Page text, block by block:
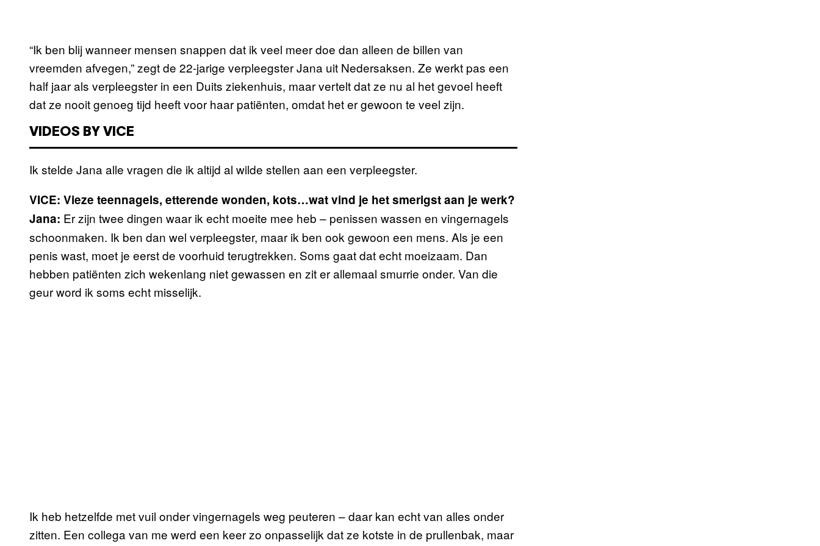
“Ik ben blij wanneer mensen snappen dat ik veel meer doe dan alleen de billen van
vreemden afvegen,” zegt de 22-jarige verpleegster Jana uit Nedersaksen. Ze werkt pas een
half jaar als verpleegster in een Duits ziekenhuis, maar vertelt dat ze nu al het gevoel heeft
dat ze nooit genoeg tijd heeft voor haar patiënten, omdat het er gewoon te veel zijn.
VIDEOS BY VICE
Ik stelde Jana alle vragen die ik altijd al wilde stellen aan een verpleegster.
VICE: Vieze teennagels, etterende wonden, kots…wat vind je het smerigst aan je werk?
Jana: Er zijn twee dingen waar ik echt moeite mee heb – penissen wassen en vingernagels
schoonmaken. Ik ben dan wel verpleegster, maar ik ben ook gewoon een mens. Als je een
penis wast, moet je eerst de voorhuid terugtrekken. Soms gaat dat echt moeizaam. Dan
hebben patiënten zich wekenlang niet gewassen en zit er allemaal smurrie onder. Van die
geur word ik soms echt misselijk.
Ik heb hetzelfde met vuil onder vingernagels weg peuteren – daar kan echt van alles onder
zitten. Een collega van me werd een keer zo onpasselijk dat ze kotste in de prullenbak, maar